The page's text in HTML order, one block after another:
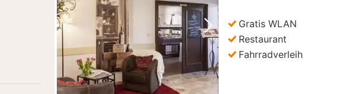
Vorheriges Bild Nächstes Bild
Gratis WLAN
Restaurant
Fahrradverleih